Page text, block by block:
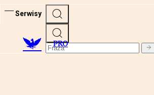
Serwisy
PRO